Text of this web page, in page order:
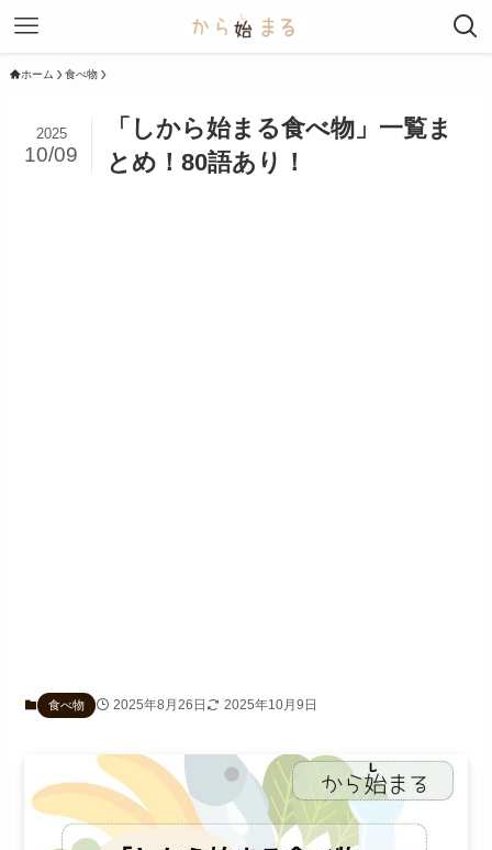
ホーム 食べ物
「しから始まる食べ物」一覧ま
とめ！80語あり！
2025
10/09
食べ物 2025年8月26日 2025年10月9日